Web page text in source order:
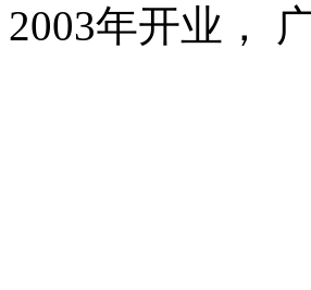
2003年开业，